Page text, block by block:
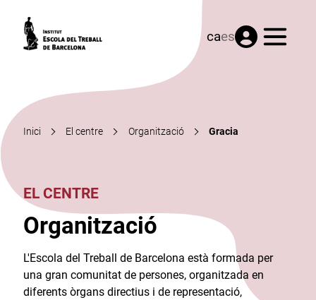
caes Menú
Inici El centre Organització Gracia
EL CENTRE
Organització
L'Escola del Treball de Barcelona està formada per
una gran comunitat de persones, organitzada en
diferents òrgans directius i de representació,